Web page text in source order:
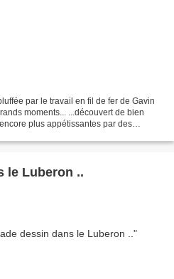
par le travail en fil de fer de Gavin
moments... ...découvert de bien
plus appétissantes par des
le Luberon ..